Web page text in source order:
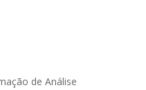
de Análise